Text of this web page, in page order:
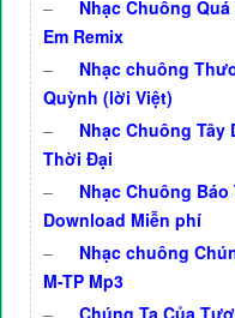
–
Nhạc Chuông
Em Remix
–
Nhạc chuông
Quỳnh (lời Việt)
–
Nhạc Chuông Tây
Thời Đại
–
Nhạc Chuông Báo
Download Miễn phí
–
Nhạc chuông
M-TP Mp3
–
Chúng Ta Của